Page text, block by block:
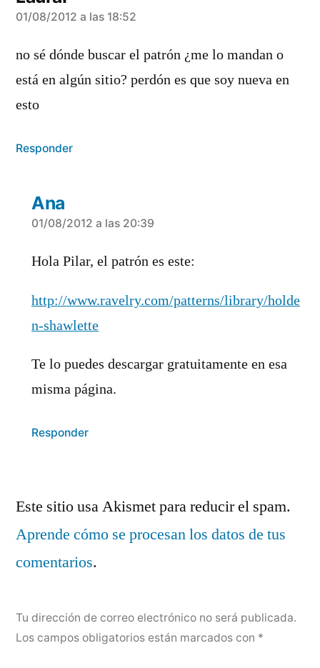
dice:
01/08/2012 a las 18:52
no sé dónde buscar el patrón ¿me lo mandan o
está en algún sitio? perdón es que soy nueva en
esto
Responder
Ana
dice:
01/08/2012 a las 20:39
Hola Pilar, el patrón es este:
http://www.ravelry.com/patterns/library/holde
n-shawlette
Te lo puedes descargar gratuitamente en esa
misma página.
Responder
un
comentario
Tu dirección de correo electrónico no será publicada.
Los campos obligatorios están marcados con *
Este sitio usa Akismet para reducir el spam.
Aprende cómo se procesan los datos de tus
comentarios.